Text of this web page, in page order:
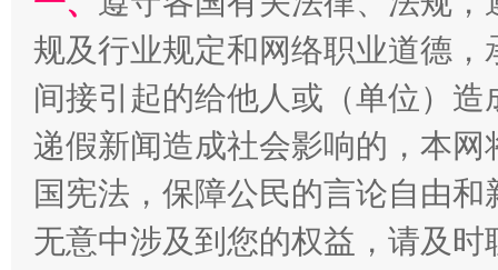
受贿1.44亿！段成刚被判无期 从幼
规及行业规定和网络职业道德
间接引起的给他人或（单位）
递假新闻造成社会影响的，本
国宪法，保障公民的言论自由
无意中涉及到您的权益，请及